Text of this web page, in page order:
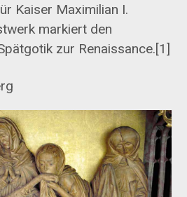
Kaiser Maximilian I.
markiert den
zur Renaissance.[1]